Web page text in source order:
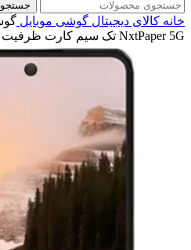
جستجو
خانه کالای دیجیتال گوشی موبایل
NxtPaper 5G تک سیم کارت ظرفیت 256 گیگابایت و رم 8 گیگابایت